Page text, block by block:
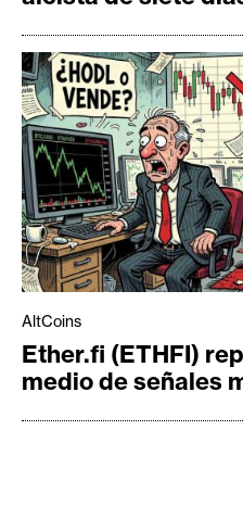
AltCoins
Ether.fi (ETHFI)
medio de señales